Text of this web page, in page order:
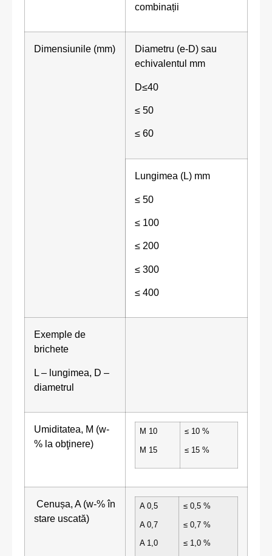
combinații
Dimensiunile (mm)
Diametru (e-D) sau
echivalentul mm
D≤40
≤ 50
≤ 60
Lungimea (L) mm
≤ 50
≤ 100
≤ 200
≤ 300
≤ 400
Exemple de
brichete
L – lungimea, D –
diametrul
Umiditatea, M (w-
% la obţinere)
M 10
M 15
≤ 10 %
≤ 15 %
Cenușa, A (w-% în
stare uscată)
A 0,5
A 0,7
A 1,0
≤ 0,5 %
≤ 0,7 %
≤ 1,0 %